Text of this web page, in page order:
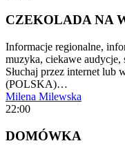
CZEKOLADA NA
Informacje regionalne,
muzyka, ciekawe audycje,
Słuchaj przez internet lub
(POLSKA)…
Milena Milewska
22:00
DOMÓWKA